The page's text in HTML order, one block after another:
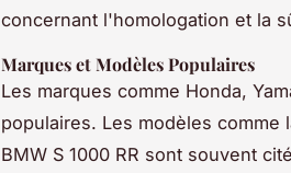
concernant l'homologation et la
Marques et Modèles Populaires
Les marques comme Honda,
populaires. Les modèles comme
BMW S 1000 RR sont souvent